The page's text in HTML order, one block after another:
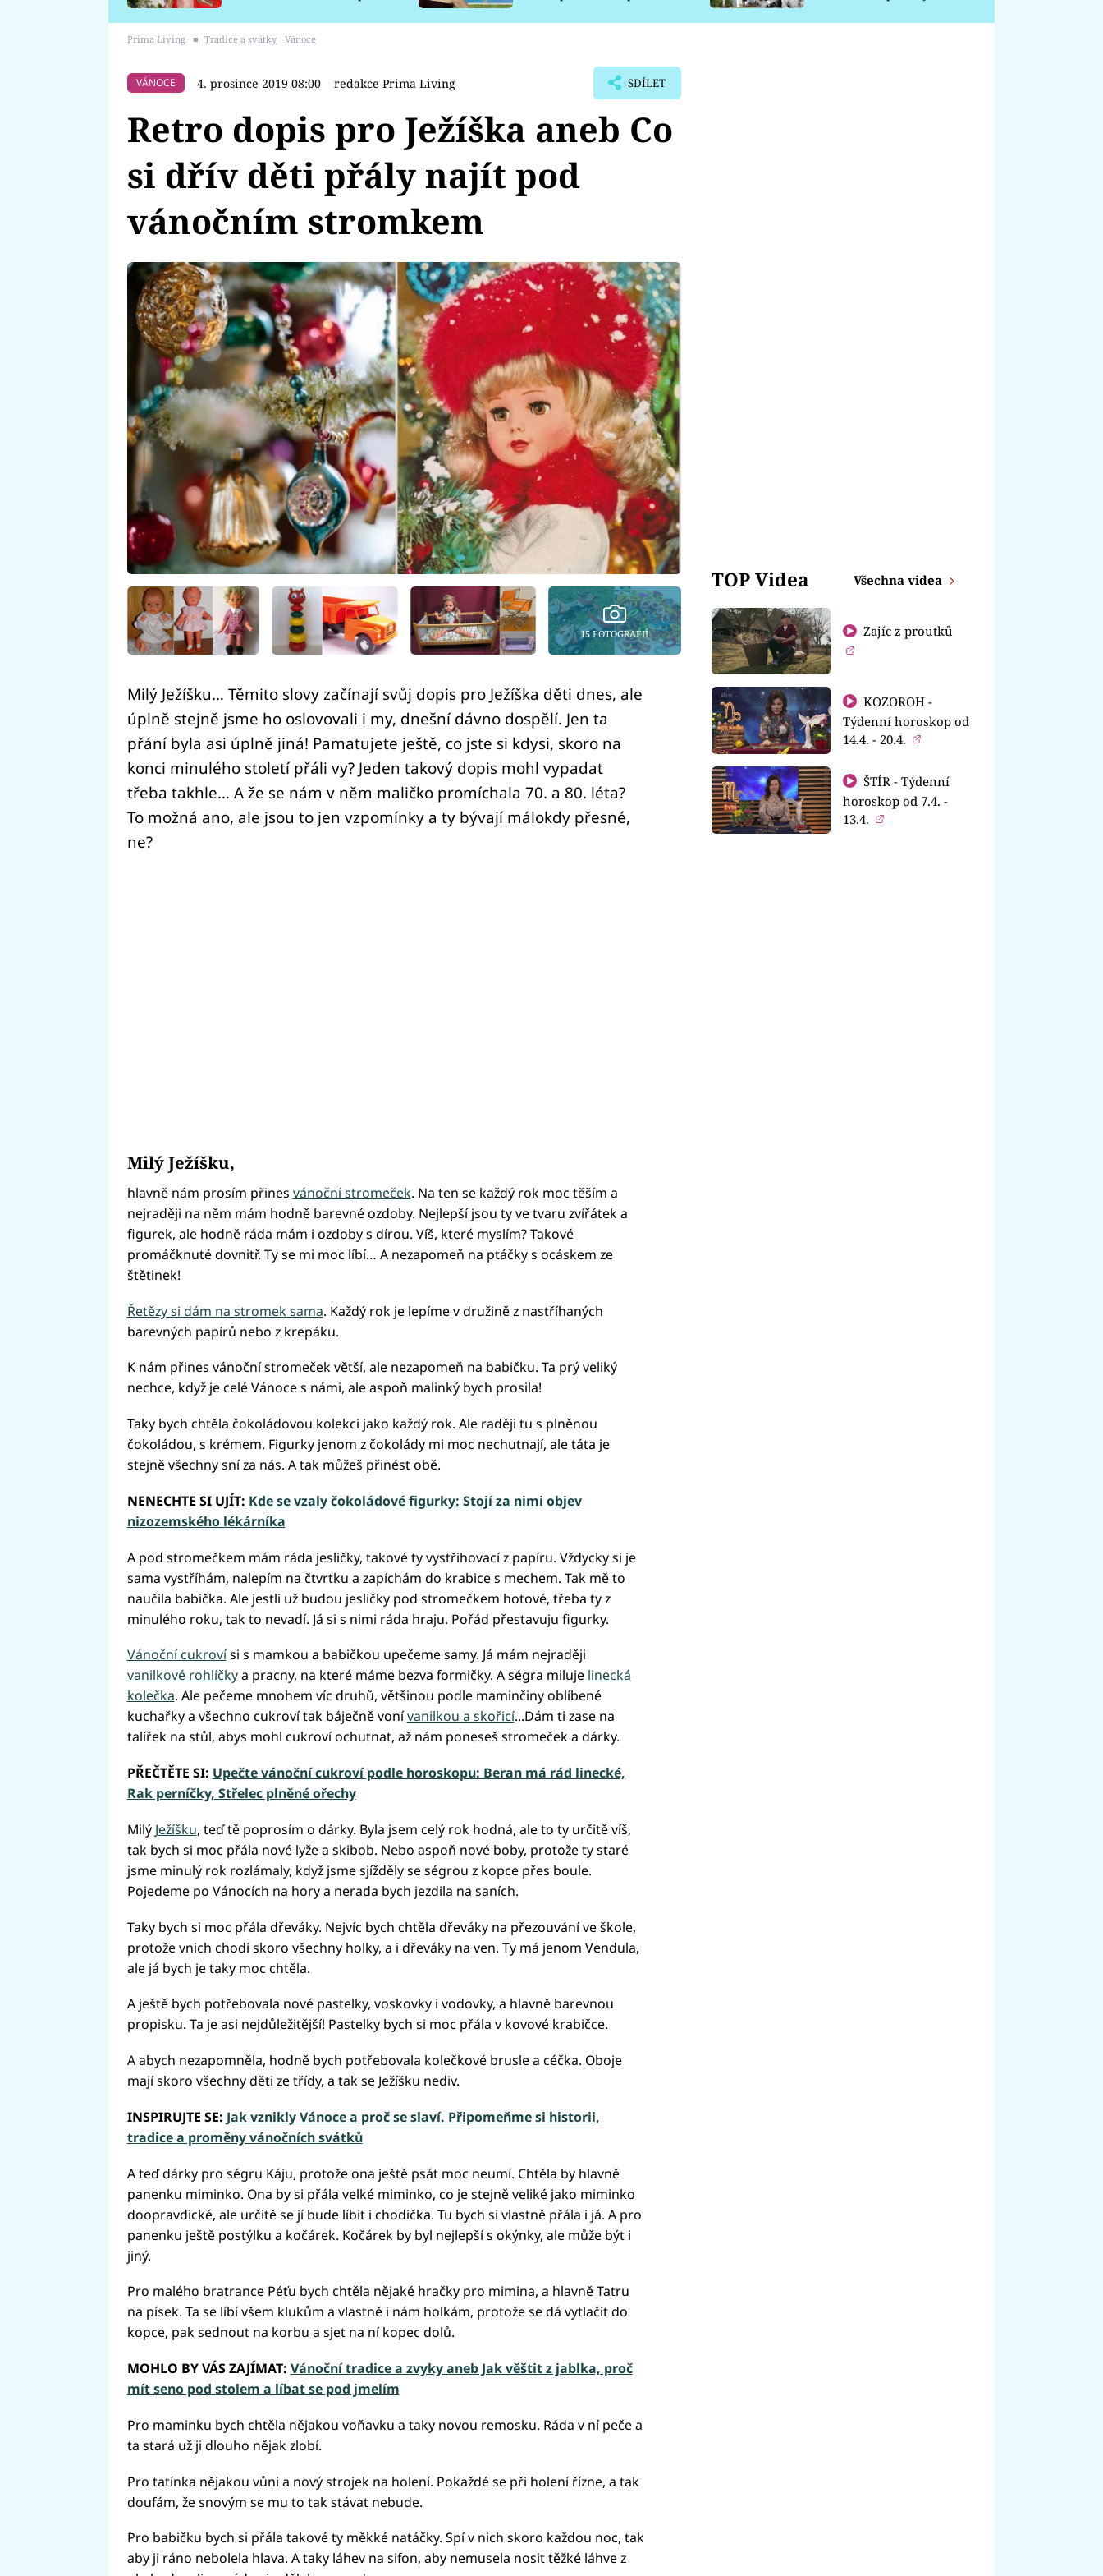
Prima Living ■ Tradice a svátky Vánoce
VÁNOCE 4. prosince 2019 08:00 redakce Prima Living SDÍLET
Retro dopis pro Ježíška aneb Co
si dřív děti přály najít pod
vánočním stromkem
15 FOTOGRAFIÍ
Milý Ježíšku… Těmito slovy začínají svůj dopis pro Ježíška děti dnes, ale
úplně stejně jsme ho oslovovali i my, dnešní dávno dospělí. Jen ta
přání byla asi úplně jiná! Pamatujete ještě, co jste si kdysi, skoro na
konci minulého století přáli vy? Jeden takový dopis mohl vypadat
třeba takhle… A že se nám v něm maličko promíchala 70. a 80. léta?
To možná ano, ale jsou to jen vzpomínky a ty bývají málokdy přesné,
ne?
Milý Ježíšku,
hlavně nám prosím přines vánoční stromeček. Na ten se každý rok moc těším a
nejraději na něm mám hodně barevné ozdoby. Nejlepší jsou ty ve tvaru zvířátek a
figurek, ale hodně ráda mám i ozdoby s dírou. Víš, které myslím? Takové
promáčknuté dovnitř. Ty se mi moc líbí… A nezapomeň na ptáčky s ocáskem ze
štětinek!
Řetězy si dám na stromek sama. Každý rok je lepíme v družině z nastříhaných
barevných papírů nebo z krepáku.
K nám přines vánoční stromeček větší, ale nezapomeň na babičku. Ta prý veliký
nechce, když je celé Vánoce s námi, ale aspoň malinký bych prosila!
Taky bych chtěla čokoládovou kolekci jako každý rok. Ale raději tu s plněnou
čokoládou, s krémem. Figurky jenom z čokolády mi moc nechutnají, ale táta je
stejně všechny sní za nás. A tak můžeš přinést obě.
NENECHTE SI UJÍT: Kde se vzaly čokoládové figurky: Stojí za nimi objev
nizozemského lékárníka
A pod stromečkem mám ráda jesličky, takové ty vystřihovací z papíru. Vždycky si je
sama vystříhám, nalepím na čtvrtku a zapíchám do krabice s mechem. Tak mě to
naučila babička. Ale jestli už budou jesličky pod stromečkem hotové, třeba ty z
minulého roku, tak to nevadí. Já si s nimi ráda hraju. Pořád přestavuju figurky.
Vánoční cukrovísi s mamkou a babičkou upečeme samy. Já mám nejraději
vanilkové rohlíčkya pracny, na které máme bezva formičky. A ségra milujelinecká
kolečka. Ale pečeme mnohem víc druhů, většinou podle maminčiny oblíbené
kuchařky a všechno cukroví tak báječně vonívanilkou a skořicí...Dám ti zase na
talířek na stůl, abys mohl cukroví ochutnat, až nám poneseš stromeček a dárky.
PŘEČTĚTE SI: Upečte vánoční cukroví podle horoskopu: Beran má rád linecké,
Rak perníčky, Střelec plněné ořechy
Milý Ježíšku, teď tě poprosím o dárky. Byla jsem celý rok hodná, ale to ty určitě víš,
tak bych si moc přála nové lyže a skibob. Nebo aspoň nové boby, protože ty staré
jsme minulý rok rozlámaly, když jsme sjížděly se ségrou z kopce přes boule.
Pojedeme po Vánocích na hory a nerada bych jezdila na saních.
Taky bych si moc přála dřeváky. Nejvíc bych chtěla dřeváky na přezouvání ve škole,
protože vnich chodí skoro všechny holky, a i dřeváky na ven. Ty má jenom Vendula,
ale já bych je taky moc chtěla.
A ještě bych potřebovala nové pastelky, voskovky i vodovky, a hlavně barevnou
propisku. Ta je asi nejdůležitější! Pastelky bych si moc přála v kovové krabičce.
A abych nezapomněla, hodně bych potřebovala kolečkové brusle a céčka. Oboje
mají skoro všechny děti ze třídy, a tak se Ježíšku nediv.
INSPIRUJTE SE: Jak vznikly Vánoce a proč se slaví. Připomeňme si historii,
tradice a proměny vánočních svátků
A teď dárky pro ségru Káju, protože ona ještě psát moc neumí. Chtěla by hlavně
panenku miminko. Ona by si přála velké miminko, co je stejně veliké jako miminko
doopravdické, ale určitě se jí bude líbit i chodička. Tu bych si vlastně přála i já. A pro
panenku ještě postýlku a kočárek. Kočárek by byl nejlepší s okýnky, ale může být i
jiný.
Pro malého bratrance Péťu bych chtěla nějaké hračky pro mimina, a hlavně Tatru
na písek. Ta se líbí všem klukům a vlastně i nám holkám, protože se dá vytlačit do
kopce, pak sednout na korbu a sjet na ní kopec dolů.
MOHLO BY VÁS ZAJÍMAT: Vánoční tradice a zvyky aneb Jak věštit z jablka, proč
mít seno pod stolem a líbat se pod jmelím
Pro maminku bych chtěla nějakou voňavku a taky novou remosku. Ráda v ní peče a
ta stará už ji dlouho nějak zlobí.
Pro tatínka nějakou vůni a nový strojek na holení. Pokaždé se při holení řízne, a tak
doufám, že snovým se mu to tak stávat nebude.
Pro babičku bych si přála takové ty měkké natáčky. Spí v nich skoro každou noc, tak
aby ji ráno nebolela hlava. A taky láhev na sifon, aby nemusela nosit těžké láhve z
TOP Videa Všechna videa
Zajíc z proutků
KOZOROH -
Týdenní horoskop od
14.4. - 20.4.
ŠTÍR - Týdenní
horoskop od 7.4. -
13.4.